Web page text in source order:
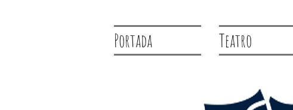
Portada Teatro